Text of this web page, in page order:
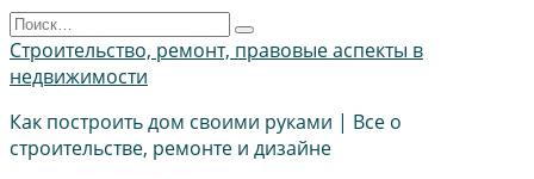
Перейти
к
содержанию
Search
for:
Строительство, ремонт, правовые аспекты в
недвижимости
Как построить дом своими руками | Все о
строительстве, ремонте и дизайне